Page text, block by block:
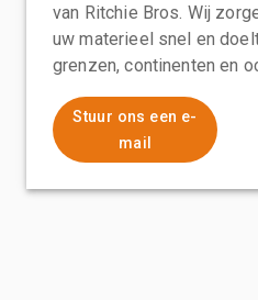
van Ritchie Bros. Wij
uw materieel snel en
grenzen, continenten en
Stuur ons een e-
mail